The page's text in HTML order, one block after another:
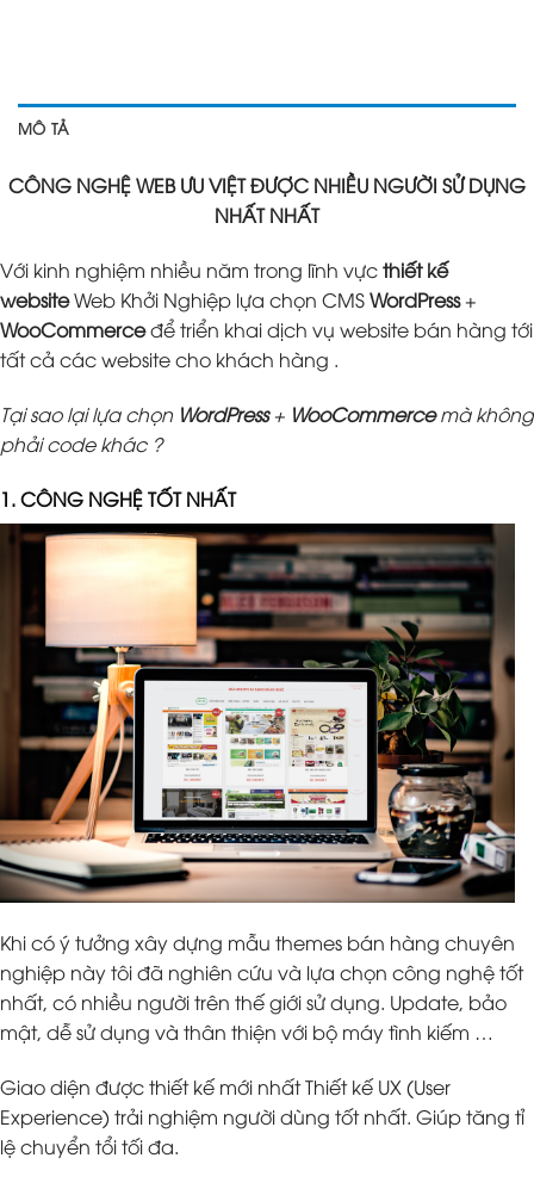
MÔ TẢ
CÔNG NGHỆ WEB ƯU VIỆT ĐƯỢC NHIỀU NGƯỜI SỬ DỤNG
NHẤT NHẤT
Với kinh nghiệm nhiều năm trong lĩnh vựcthiết kế
websiteWeb Khởi Nghiệp lựa chọn CMSWordPress+
WooCommerceđể triển khai dịch vụ website bán hàng tới
tất cả các website cho khách hàng .
Tại sao lại lựa chọn WordPress+ WooCommercemà không
phải code khác ?
1. CÔNG NGHỆ TỐT NHẤT
Khi có ý tưởng xây dựng mẫu themes bán hàng chuyên
nghiệp này tôi đã nghiên cứu và lựa chọn công nghệ tốt
nhất, có nhiều người trên thế giới sử dụng. Update, bảo
mật, dễ sử dụng và thân thiện với bộ máy tình kiếm …
Giao diện được thiết kế mới nhất Thiết kế UX (User
Experience) trải nghiệm người dùng tốt nhất. Giúp tăng tỉ
lệ chuyển tổi tối đa.